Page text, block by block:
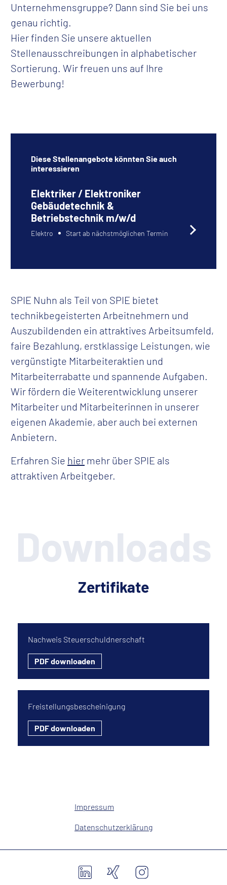
Unternehmensgruppe? Dann sind Sie bei uns
genau richtig.
Hier finden Sie unsere aktuellen
Stellenausschreibungen in alphabetischer
Sortierung. Wir freuen uns auf Ihre
Bewerbung!
Diese Stellenangebote könnten Sie auch
interessieren
Elektriker / Elektroniker
Gebäudetechnik &
Betriebstechnik m/w/d
Elektro Start ab nächstmöglichen Termin
SPIE Nuhn als Teil von SPIE bietet
technikbegeisterten Arbeitnehmern und
Auszubildenden ein attraktives Arbeitsumfeld,
faire Bezahlung, erstklassige Leistungen, wie
vergünstigte Mitarbeiteraktien und
Mitarbeiterrabatte und spannende Aufgaben.
Wir fördern die Weiterentwicklung unserer
Mitarbeiter und Mitarbeiterinnen in unserer
eigenen Akademie, aber auch bei externen
Anbietern.
Erfahren Sie hier mehr über SPIE als
attraktiven Arbeitgeber.
Downloads
Zertifikate
Nachweis Steuerschuldnerschaft
PDF downloaden
Freistellungsbescheinigung
PDF downloaden
Impressum
Datenschutzerklärung